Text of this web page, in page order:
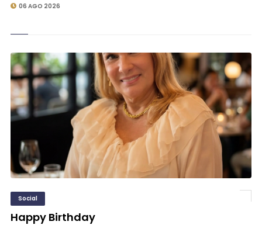
06 AGO 2026
Social
Happy Birthday